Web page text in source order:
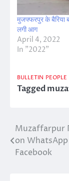
मुजफ्फरपुर के बैरिया
लगी आग
April 4, 2022
In "2022"
BULLETIN PEOPLE
Tagged
Post
navigation
Muzaffarpur
on
Facebook